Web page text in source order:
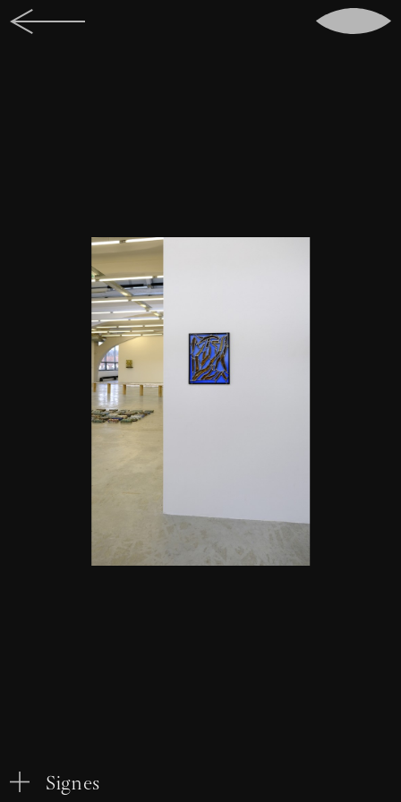
Signes